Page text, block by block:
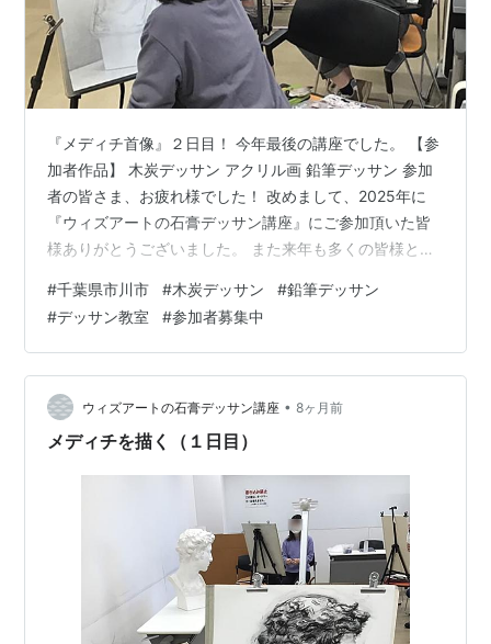
『メディチ首像』２日目！ 今年最後の講座でした。 【参
加者作品】 木炭デッサン アクリル画 鉛筆デッサン 参加
者の皆さま、お疲れ様でした！ 改めまして、2025年に
『ウィズアートの石膏デッサン講座』にご参加頂いた皆
様ありがとうございました。 また来年も多くの皆様と石
ろしくお願いいたします。 それでは、皆さま良いお年を
お迎えくださいませ！ 次回講座は１／１７（土）開催で
す。 詳細・参加申込は以下よりお願いいたします。
withart-sekkou.hatenablog.com 『ウィズアートの石膏
デッサン講座』で、 石膏デッサンデビューされる方…
#千葉県市川市 #木炭デッサン #鉛筆デッサン
#デッサン教室 #参加者募集中
ウィズアートの石膏デッサン講座 • 8ヶ月前
メディチを描く（１日目）